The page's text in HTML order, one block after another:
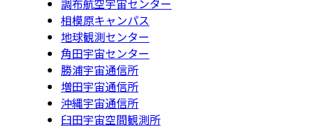
調布航空宇宙センター
相模原キャンパス
地球観測センター
角田宇宙センター
勝浦宇宙通信所
増田宇宙通信所
沖縄宇宙通信所
臼田宇宙空間観測所